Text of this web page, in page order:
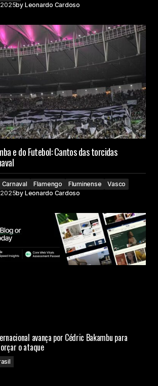
by Leonardo Cardoso
e do Futebol: Cantos das torcidas
Carnaval Flamengo Fluminense
Vasco
by Leonardo Cardoso
avança por Cédric Bakambu para
o ataque